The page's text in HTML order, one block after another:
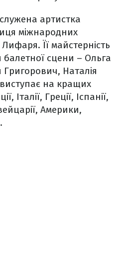
артистка
міжнародних
Її майстерність
сцени – Ольга
Наталія
на кращих
Італії, Греції, Іспанії,
Америки,